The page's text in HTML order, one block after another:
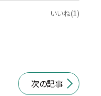
いいね(1)
次の記事